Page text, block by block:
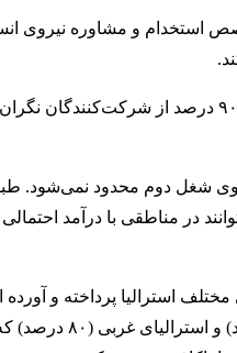
این مطالعه که شامل یک نظرسنجی از ۲۰۰۰ نفر نیز بوده،
بتوانند در مناطقی با درآمد
استرالیا پرداخته و
ایالت‌های نیوساوت ولز